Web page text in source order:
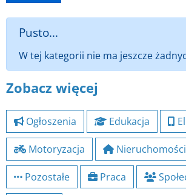
Pusto...
W tej kategorii nie ma jeszcze
Zobacz więcej
Ogłoszenia Edukacja
Motoryzacja Nieruchomości
Pozostałe Praca